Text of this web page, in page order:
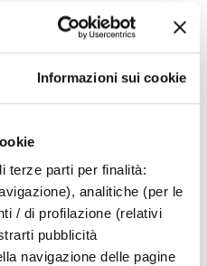
Informazioni sui cookie
terze parti per finalità:
analitiche (per le
/ di profilazione (relativi
pubblicità
navigazione delle pagine
completo:Clicca
aspetta tutte le
17:00. Pronti ad
attrazioni, l'area
grandi novità.
completo: